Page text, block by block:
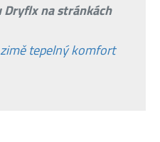
Dryflx na stránkách
tepelný komfort